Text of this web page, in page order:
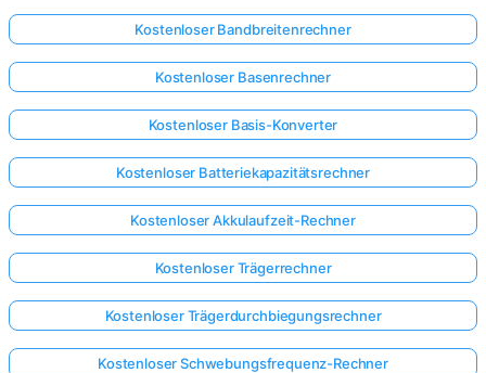
Kostenloser Bandbreitenrechner
Kostenloser Basenrechner
Kostenloser Basis-Konverter
Kostenloser Batteriekapazitätsrechner
Kostenloser Akkulaufzeit-Rechner
Kostenloser Trägerrechner
Kostenloser Trägerdurchbiegungsrechner
Kostenloser Schwebungsfrequenz-Rechner